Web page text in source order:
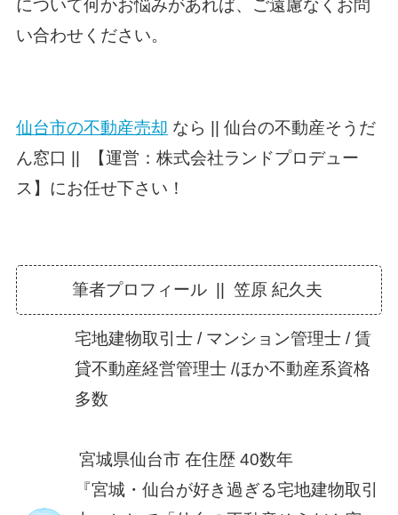
について何かお悩みがあれば、ご遠慮なくお問
い合わせください。
仙台市の不動産売却 なら || 仙台の不動産そうだ
ん窓口 || 【運営：株式会社ランドプロデュー
ス】にお任せ下さい！
筆者プロフィール || 笠原 紀久夫
宅地建物取引士 / マンション管理士 / 賃
貸不動産経営管理士 /ほか不動産系資格
多数
宮城県仙台市 在住歴 40数年
『宮城・仙台が好き過ぎる宅地建物取引